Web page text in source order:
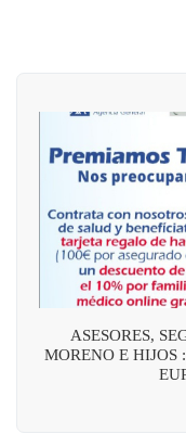
ASESORES,
MORENO E HIJOS